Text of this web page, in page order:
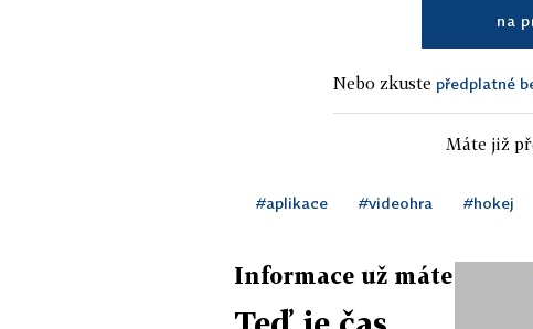
na
Nebo zkuste předplatné
Máte již
#aplikace #videohra #hokej
Informace už máte